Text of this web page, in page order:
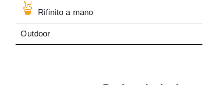
Rifinito a mano
Outdoor